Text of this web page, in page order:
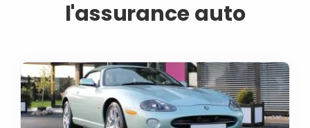
l'assurance auto